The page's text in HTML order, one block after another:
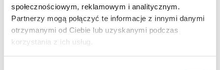
społecznościowym, reklamowym i analitycznym.
Partnerzy mogą połączyć te informacje z innymi danymi
otrzymanymi od Ciebie lub uzyskanymi podczas
korzystania z ich usług.